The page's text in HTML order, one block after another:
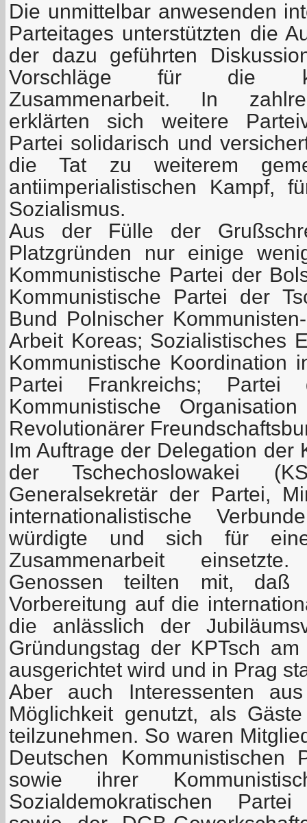
Die unmittelbar anwesenden
Parteitages unterstützten die
der dazu geführten
Vorschläge für die
Zusammenarbeit. In
erklärten sich weitere
Partei solidarisch und
die Tat zu weiterem
antiimperialistischen Kampf,
Sozialismus.
Aus der Fülle der
Platzgründen nur einige
Kommunistische Partei der
Kommunistische Partei der
Bund Polnischer
Arbeit Koreas; Sozialistisches
Kommunistische Koordination
Partei Frankreichs; Partei
Kommunistische
Revolutionärer
Im Auftrage der Delegation der
der Tschechoslowakei
Generalsekretär der Partei,
internationalistische
würdigte und sich für
Zusammenarbeit
Genossen teilten mit,
Vorbereitung auf die
die anlässlich der
Gründungstag der KPTsch
ausgerichtet wird und in Prag
Aber auch Interessenten
Möglichkeit genutzt, als
teilzunehmen. So waren
Deutschen Kommunistischen
sowie ihrer
Sozialdemokratischen